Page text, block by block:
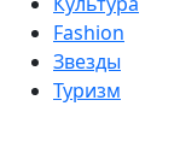
Fashion
Звезды
Туризм